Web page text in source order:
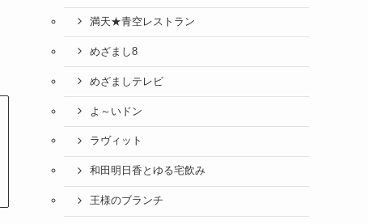
満天★青空レストラン
めざまし8
めざましテレビ
よ～いドン
ラヴィット
和田明日香とゆる宅飲み
王様のブランチ